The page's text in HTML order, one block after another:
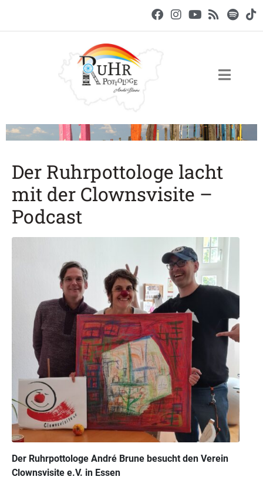
Der Ruhrpottologe lacht
mit der Clownsvisite –
Podcast
Der Ruhrpottologe André Brune besucht den Verein
Clownsvisite e.V. in Essen